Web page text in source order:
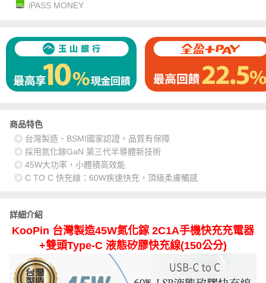
iPASS MONEY
商品特色
◎ 台灣製造、BSMI國家認證，品質有保障
◎ 採用氮化鎵GaN 第三代半導體新技術
◎ 45W大功率，小體積高效能
◎ C TO C 快充線：60W疾速快充，頂級柔膚觸感
詳細介紹
KooPin 台灣製造45W氮化鎵 2C1A手機快充充電器
+雙頭Type-C 液態矽膠快充線(150公分)